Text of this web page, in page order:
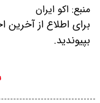
منبع: اکو ایران
برای اطلاع از آخرین
بپیوندید.